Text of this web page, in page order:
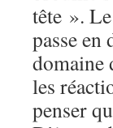
tête ».
passe en
domaine
les
penser